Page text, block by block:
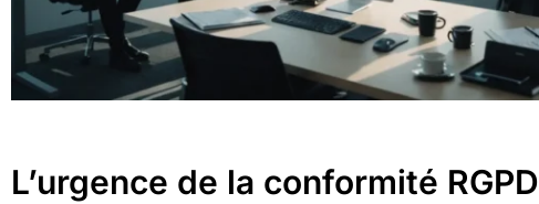
L’urgence de la conformité RGPD